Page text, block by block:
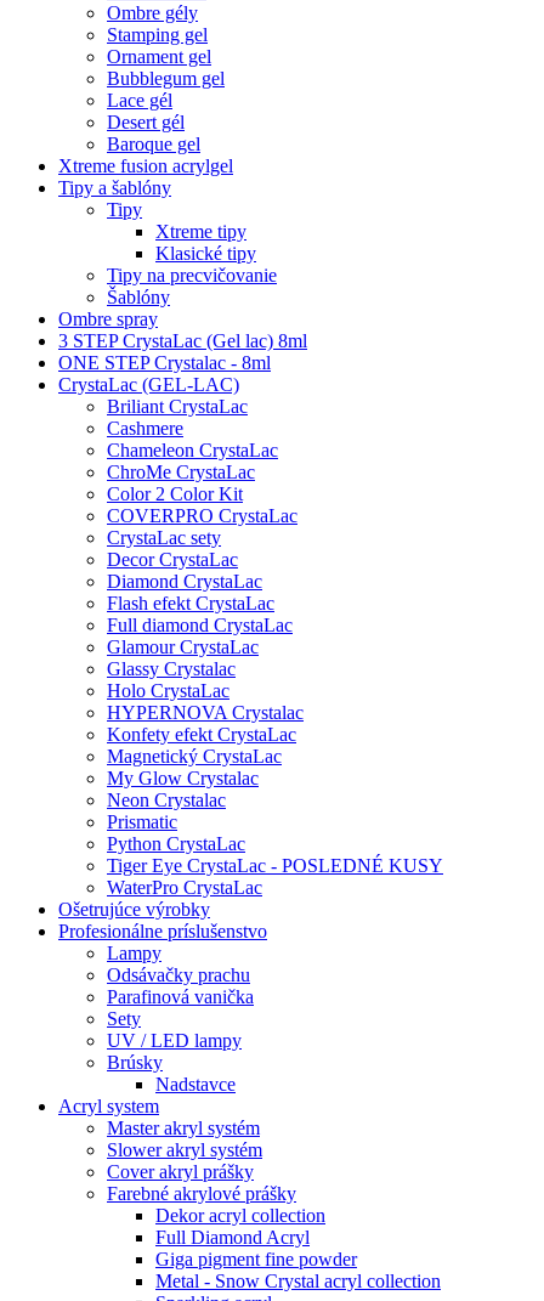
Ombre gély
Stamping gel
Ornament gel
Bubblegum gel
Lace gél
Desert gél
Baroque gel
Xtreme fusion acrylgel
Tipy a šablóny
Tipy
Xtreme tipy
Klasické tipy
Tipy na precvičovanie
Šablóny
Ombre spray
3 STEP CrystaLac (Gel lac) 8ml
ONE STEP Crystalac - 8ml
CrystaLac (GEL-LAC)
Briliant CrystaLac
Cashmere
Chameleon CrystaLac
ChroMe CrystaLac
Color 2 Color Kit
COVERPRO CrystaLac
CrystaLac sety
Decor CrystaLac
Diamond CrystaLac
Flash efekt CrystaLac
Full diamond CrystaLac
Glamour CrystaLac
Glassy Crystalac
Holo CrystaLac
HYPERNOVA Crystalac
Konfety efekt CrystaLac
Magnetický CrystaLac
My Glow Crystalac
Neon Crystalac
Prismatic
Python CrystaLac
Tiger Eye CrystaLac - POSLEDNÉ KUSY
WaterPro CrystaLac
Ošetrujúce výrobky
Profesionálne príslušenstvo
Lampy
Odsávačky prachu
Parafinová vanička
Sety
UV / LED lampy
Brúsky
Nadstavce
Acryl system
Master akryl systém
Slower akryl systém
Cover akryl prášky
Farebné akrylové prášky
Dekor acryl collection
Full Diamond Acryl
Giga pigment fine powder
Metal - Snow Crystal acryl collection